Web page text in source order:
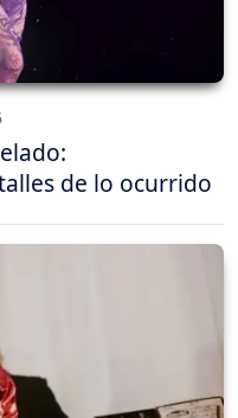
de lo ocurrido